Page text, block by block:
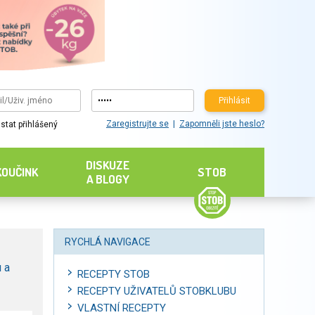
Přihlásit
přihlášený Zaregistrujte se Zapomněli jste heslo?
DISKUZE
A BLOGY
STOB
a
RYCHLÁ NAVIGACE
RECEPTY STOB
RECEPTY UŽIVATELŮ STOBKLUBU
VLASTNÍ RECEPTY